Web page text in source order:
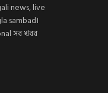
news, live
sambad।
সব খবর